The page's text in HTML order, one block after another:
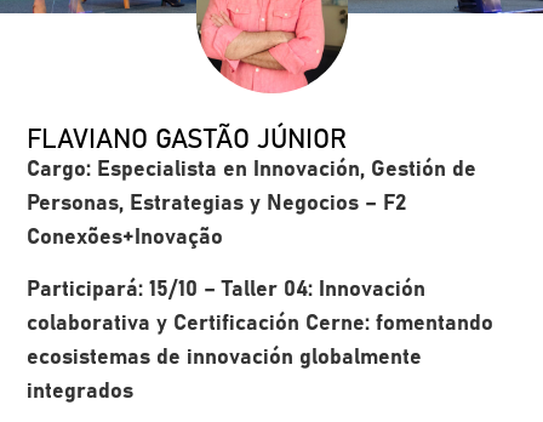
FLAVIANO GASTÃO JÚNIOR
Cargo: Especialista en Innovación, Gestión de
Personas, Estrategias y Negocios – F2
Conexões+Inovação
Participará: 15/10 – Taller 04: Innovación
colaborativa y Certificación Cerne: fomentando
ecosistemas de innovación globalmente
integrados